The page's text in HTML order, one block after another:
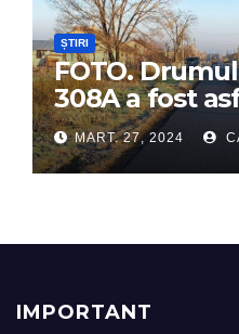
ȘTIRI
FOTO.
308A a fost
MART. 27, 2024
IMPORTANT